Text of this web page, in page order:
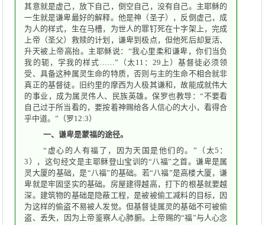
其意就是虚己，放下自己，倒空自己，没有自己。主耶稣的
一生就是谦卑最好的解释。他是神（圣子），反倒虚己，成
为人的样式，生在马槽，为世人的罪钉死在十字架上，完成
上帝（圣父）救赎的计划，谦卑到极点，但他死后却复活、
升天被上帝高抬。主耶稣说：“我心里柔和谦卑，你们当负
我的轭，学我的样式……”（太11：29上）基督徒必须领
受、具备这种属灵生命的特质，否则与主的生命不相合就非
真正的基督徒。旧约里的摩西为人极其谦和，故能成就伟大
的事业，成为属灵伟人、民族英雄。保罗也教导：“不要看
自己过于所当看的，要按着神赐给各人信心的大小，看得合
乎中道。”（罗12:3）
一、谦卑是蒙福的途径。
“虚心的人有福了，因为天国是他们的。”（太5：
3），这句经文是主耶稣登山宝训的“八福”之首。谦卑是属
灵大厦的基础，是“八福”的基础。若“八福”是高楼大厦，谦
卑就是牢固坚实的基础。房屋建得越高，打下的根基就要越
深。建筑物的基础是隐蔽工程，是被被偷工减料的目标，因
为这样的偷盗不易被人发觉。但基督徒属灵的基础不可被偷
盗、丢失，因为上帝鉴察人心肺腑。上帝赐的“福”与人心念